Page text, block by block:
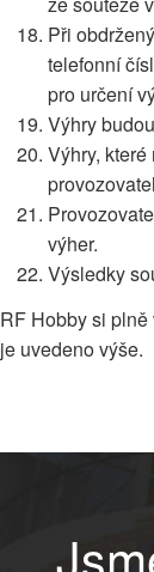
Při
telefonní
pro určení
Výhry
Výhry,
výher.
Výsledky
RF Hobby si
je uvedeno výše.